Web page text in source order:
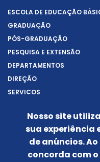
ESCOLA DE EDUCAÇÃO
GRADUAÇÃO
PÓS-GRADUAÇÃO
PESQUISA E EXTENSÃO
DEPARTAMENTOS
DIREÇÃO
SERVIÇOS
REITORIA
NOTÍCIAS
CONHEÇA O CÂMPUS
IDENTIDADE VISUAL
Nosso site
sua experiência
de anúncios.
concorda com o